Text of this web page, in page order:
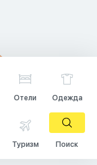
Отели Одежда
Туризм Поиск